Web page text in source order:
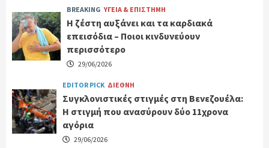
BREAKING ΥΓΕΙΑ & ΕΠΙΣΤΗΜΗ
Η ζέστη αυξάνει και τα καρδιακά
επεισόδια – Ποιοι κινδυνεύουν
περισσότερο
29/06/2026
EDITOR PICK ΔΙΕΘΝΗ
Συγκλονιστικές στιγμές στη Βενεζουέλα:
Η στιγμή που ανασύρουν δύο 11χρονα
αγόρια
29/06/2026